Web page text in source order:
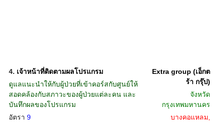
4. เจ้าหน้าที่ติดตามผลโปรแกรม
ดูแลแนะนำให้กับผู้ป่วยที่เข้าคอร์สกับศูนย์ให้
สอดคล้องกับสภาวะของผู้ป่วยแต่ละคน และ
บันทึกผลของโปรแกรม
อัตรา 9
Extra group (เอ็กต
ร้า กรุ๊ป)
จังหวัด
กรุงเทพมหานคร
บางคอแหลม,